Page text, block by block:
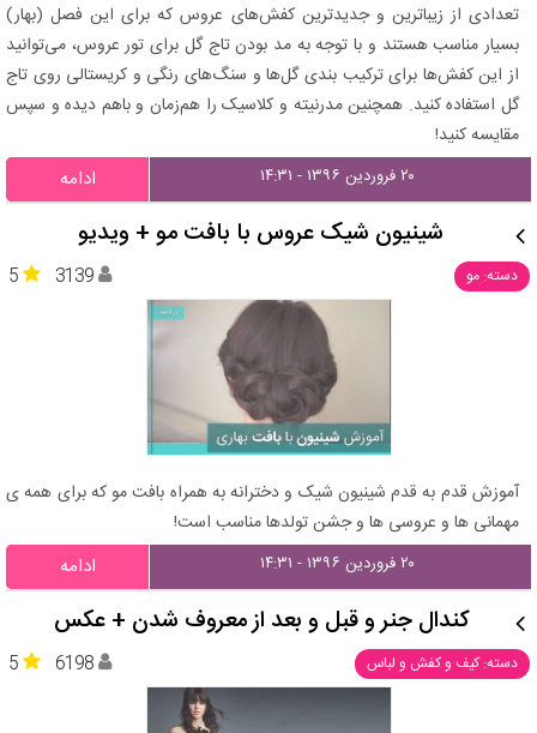
تعدادی از زیباترین و جدیدترین کفش‌های عروس که برای این فصل (بهار)
بسیار مناسب هستند و با توجه به مد بودن تاج گل برای تور عروس، می‌توانید
از این کفش‌ها برای ترکیب بندی گل‌ها و سنگ‌های رنگی و کریستالی روی تاج
گل استفاده کنید. همچنین مدرنیته و کلاسیک را هم‌زمان و باهم دیده و سپس
مقایسه کنید!
۲۰ فروردین ۱۳۹۶ - ۱۴:۳۱ ادامه
شینیون شیک عروس با بافت مو + ویدیو
دسته: مو 5 3139
آموزش قدم به قدم شینیون شیک و دخترانه به همراه بافت مو که برای همه ی
مهمانی ها و عروسی ها و جشن تولدها مناسب است!
۲۰ فروردین ۱۳۹۶ - ۱۴:۳۱ ادامه
کندال جنر و قبل و بعد از معروف شدن + عکس
دسته: کیف و کفش و لباس 5 6198